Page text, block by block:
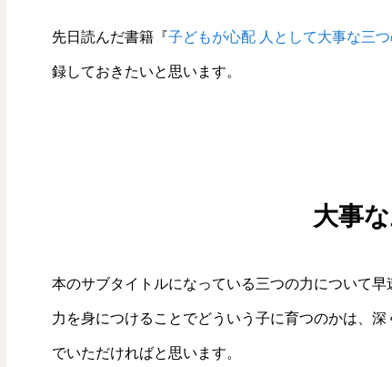
先日読んだ書籍『子どもが心配 人として大事な三つ
録しておきたいと思います。
大事
本のサブタイトルになっている三つの力について
力を身につけることでどういう子に育つのかは、
でいただければと思います。